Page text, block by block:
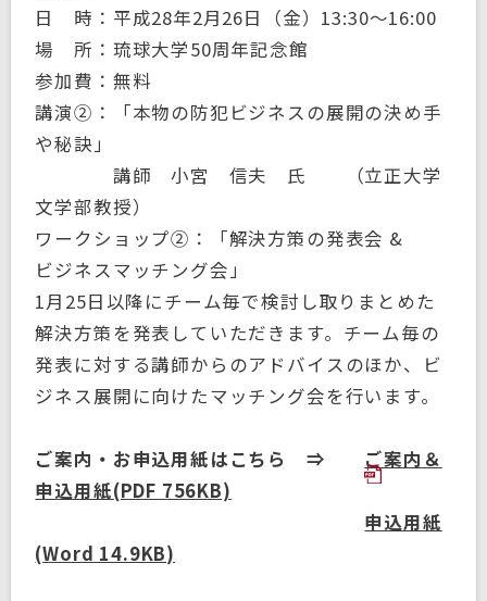
日 時：平成28年2月26日（金）13:30～16:00
場 所：琉球大学50周年記念館
参加費：無料
講演②：「本物の防犯ビジネスの展開の決め手
や秘訣」
講師 小宮 信夫 氏 （立正大学
文学部教授）
ワークショップ②：「解決方策の発表会 &
ビジネスマッチング会」
1月25日以降にチーム毎で検討し取りまとめた
解決方策を発表していただきます。チーム毎の
発表に対する講師からのアドバイスのほか、ビ
ジネス展開に向けたマッチング会を行います。
ご案内・お申込用紙はこちら ⇒ ご案内＆
申込用紙(PDF 756KB)
申込用紙
(Word 14.9KB)